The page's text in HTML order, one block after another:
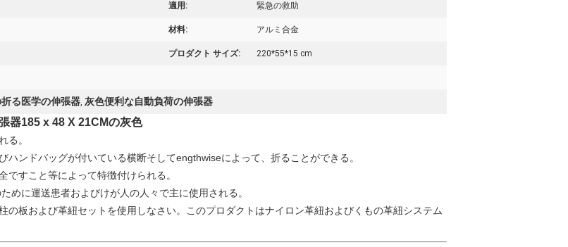
適用: 緊急の救助
材料: アルミ合金
プロダクト サイズ: 220*55*15 cm
る医学の伸張器, 灰色便利な自動負荷の伸張器
器185 x 48 X 21CMの灰色
る。
ンドバッグが付いている横断そしてengthwiseによって、折ることができる。
すこと等によって特徴付けられる。
めに運送患者およびけが人の人々で主に使用される。
板および革紐セットを使用しなさい。このプロダクトはナイロン革紐およびくもの革紐システム